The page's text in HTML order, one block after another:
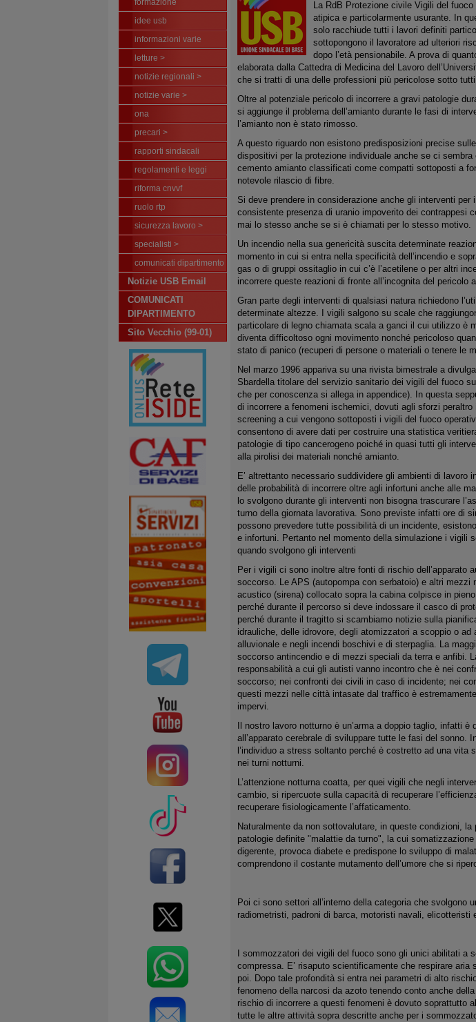
formazione
idee usb
informazioni varie
letture >
notizie regionali >
notizie varie >
ona
precari >
rapporti sindacali
regolamenti e leggi
riforma cnvvf
ruolo rtp
sicurezza lavoro >
specialisti >
comunicati dipartimento
Notizie USB Email
COMUNICATI
DIPARTIMENTO
Sito Vecchio (99-01)
La RdB Protezione civile Vigili del
atipica e particolarmente usurante. In
solo racchiude tutti i lavori definiti
sottopongono il lavoratore ad ulteriori
dopo l’età pensionabile. A prova di
elaborata dalla Cattedra di Medicina del Lavoro
che si tratti di una delle professioni più pericolose sotto
Oltre al potenziale pericolo di incorrere a gravi patologie
si aggiunge il problema dell’amianto durante le fasi di
l’amianto non è stato rimosso.
A questo riguardo non esistono predisposizioni precise
dispositivi per la protezione individuale anche se ci
cemento amianto classificati come compatti sottoposti a
notevole rilascio di fibre.
Si deve prendere in considerazione anche gli interventi
consistente presenza di uranio impoverito dei contrappesi
mai lo stesso anche se si è chiamati per lo stesso motivo.
Un incendio nella sua genericità suscita determinate
momento in cui si entra nella specificità dell’incendio e
gas o di gruppi ossitaglio in cui c’è l’acetilene o per altri
incorrere queste reazioni di fronte all’incognita del pericolo
Gran parte degli interventi di qualsiasi natura richiedono
determinate altezze. I vigili salgono su scale che
particolare di legno chiamata scala a ganci il cui utilizzo è
diventa difficoltoso ogni movimento nonché pericoloso
stato di panico (recuperi di persone o materiali o tenere le
Nel marzo 1996 appariva su una rivista bimestrale a
Sbardella titolare del servizio sanitario dei vigili del fuoco
che per conoscenza si allega in appendice). In questa
di incorrere a fenomeni ischemici, dovuti agli sforzi
screening a cui vengono sottoposti i vigili del fuoco
consentono di avere dati per costruire una statistica
patologie di tipo cancerogeno poiché in quasi tutti gli
alla pirolisi dei materiali nonché amianto.
E’ altrettanto necessario suddividere gli ambienti di lavoro
delle probabilità di incorrere oltre agli infortuni anche alle
lo svolgono durante gli interventi non bisogna trascurare
turno della giornata lavorativa. Sono previste infatti ore di
possono prevedere tutte possibilità di un incidente,
e infortuni. Pertanto nel momento della simulazione i
quando svolgono gli interventi
Per i vigili ci sono inoltre altre fonti di rischio dell’apparato
soccorso. Le APS (autopompa con serbatoio) e altri
acustico (sirena) collocato sopra la cabina colpisce in
perché durante il percorso si deve indossare il casco di
perché durante il tragitto si scambiamo notizie sulla
idrauliche, delle idrovore, degli atomizzatori a scoppio o
alluvionale e negli incendi boschivi e di sterpaglia. La
soccorso antincendio e di mezzi speciali da terra e anfibi.
responsabilità a cui gli autisti vanno incontro che è nei
soccorso; nei confronti dei civili in caso di incidente; nei
questi mezzi nelle città intasate dal traffico è
impervi.
Il nostro lavoro notturno è un’arma a doppio taglio, infatti
all’apparato cerebrale di sviluppare tutte le fasi del sonno.
l’individuo a stress soltanto perché è costretto ad una
nei turni notturni.
L’attenzione notturna coatta, per quei vigili che negli
cambio, si ripercuote sulla capacità di recuperare
recuperare fisiologicamente l’affaticamento.
Naturalmente da non sottovalutare, in queste condizioni,
patologie definite "malattie da turno", la cui
digerente, provoca diabete e predispone lo sviluppo di
comprendono il costante mutamento dell’umore che si
Poi ci sono settori all’interno della categoria che
radiometristi, padroni di barca, motoristi navali, elicotteristi
I sommozzatori dei vigili del fuoco sono gli unici abilitati a
compressa. E’ risaputo scientificamente che respirare
poi. Dopo tale profondità si entra nei parametri di alto
fenomeno della narcosi da azoto tenendo conto anche
rischio di incorrere a questi fenomeni è dovuto soprattutto
tutte le altre attività sopra descritte anche per i